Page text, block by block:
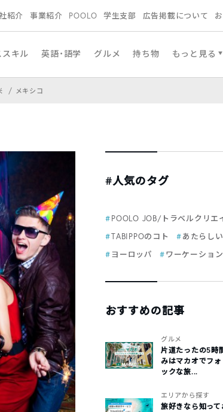
紹介 事業紹介 POOLO 学生支部 広告掲載について
スキル 英語・語学 グルメ 持ち物 もっと見る
メキシコ
#人気のタグ
POOLO JOB/トラベルクリエ
TABIPPOのコト
あたらし
ヨーロッパ
ワーケーション
おすすめの記事
グルメ
片道たったの5時
みはマカオでフ
ックな旅...
エリアから探す
旅好きなら知って